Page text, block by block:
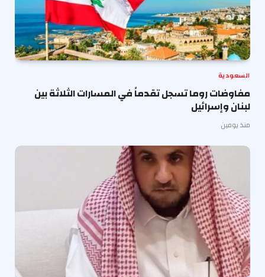
السعودية
مفاوضات روما تسجل تقدماً في المسارات الثلاثة بين
لبنان وإسرائيل
منذ يومين